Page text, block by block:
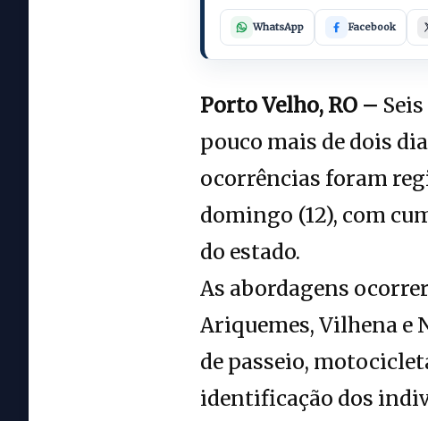
WhatsApp Facebook
Porto Velho, RO –
pouco mais de dois
ocorrências foram
domingo (12), com
do estado.
As abordagens
Ariquemes, Vilhena e
de passeio,
identificação dos